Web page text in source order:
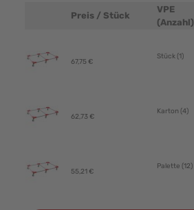
Produktbild
Preis / Stück
VPE
(Anzahl)
67,75 €
Stück (1)
62,73 €
Karton (4)
55,21 €
Palette (12)